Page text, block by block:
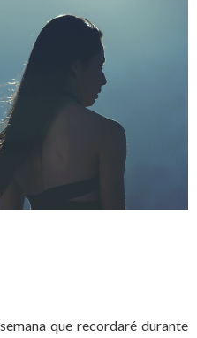
que recordaré durante